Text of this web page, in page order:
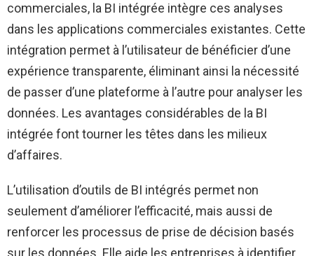
commerciales, la BI intégrée intègre ces analyses
dans les applications commerciales existantes. Cette
intégration permet à l’utilisateur de bénéficier d’une
expérience transparente, éliminant ainsi la nécessité
de passer d’une plateforme à l’autre pour analyser les
données. Les avantages considérables de la BI
intégrée font tourner les têtes dans les milieux
d’affaires.
L’utilisation d’outils de BI intégrés permet non
seulement d’améliorer l’efficacité, mais aussi de
renforcer les processus de prise de décision basés